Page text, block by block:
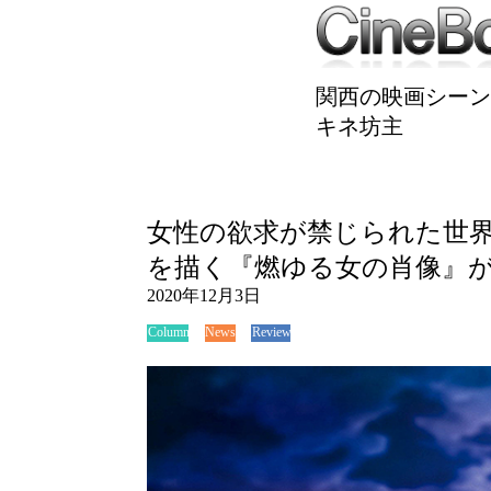
関西の映画シー
キネ坊主
女性の欲求が禁じられた世
を描く『燃ゆる女の肖像』
2020年12月3日
Column News Review